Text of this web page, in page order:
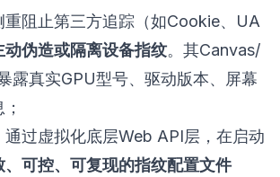
重阻止第三方追踪（如Cookie、UA
动伪造或隔离设备指纹。其Canvas/
露真实GPU型号、驱动版本、屏幕
通过虚拟化底层Web API层，在启动
、可控、可复现的指纹配置文件